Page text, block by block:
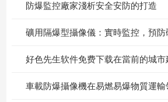
防爆監控廠家淺析安全安防的打造
礦用隔爆型攝像儀：實時監控，預